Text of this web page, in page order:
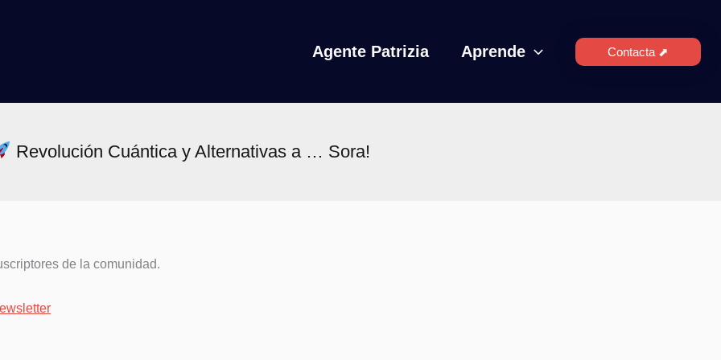
Agente Patrizia Aprende Contacta ⬈
Revolución Cuántica y Alternativas a … Sora!
de la comunidad.